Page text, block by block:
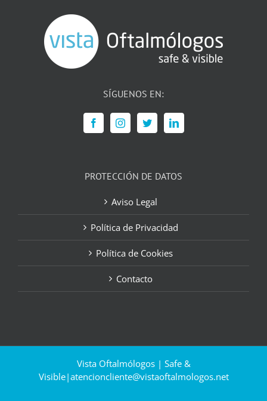
SÍGUENOS EN:
PROTECCIÓN DE DATOS
Aviso Legal
Política de Privacidad
Política de Cookies
Contacto
Vista Oftalmólogos | Safe &
Visible|atencioncliente@vistaoftalmologos.net